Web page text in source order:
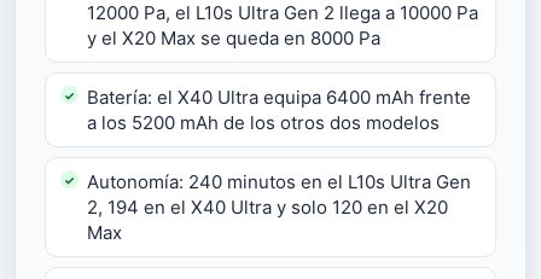
12000 Pa, el L10s Ultra Gen 2 llega a 10000 Pa
y el X20 Max se queda en 8000 Pa
Batería: el X40 Ultra equipa 6400 mAh frente
a los 5200 mAh de los otros dos modelos
Autonomía: 240 minutos en el L10s Ultra Gen
2, 194 en el X40 Ultra y solo 120 en el X20
Max